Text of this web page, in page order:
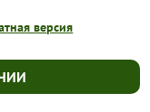
версия